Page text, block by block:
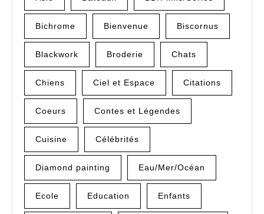
Bichrome Bienvenue Biscornus
Blackwork Broderie Chats
Chiens Ciel et Espace Citations
Coeurs Contes et Légendes
Cuisine Célébrités
Diamond painting Eau/Mer/Océan
Ecole Education Enfants